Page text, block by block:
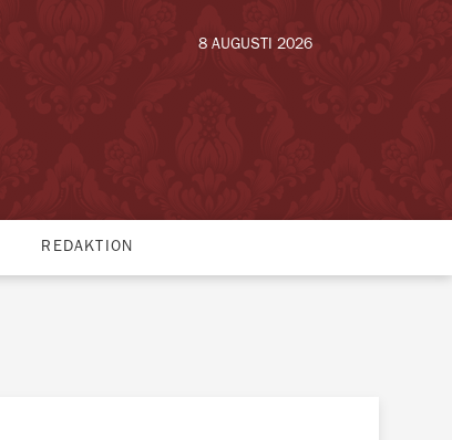
8 AUGUSTI 2026
REDAKTION